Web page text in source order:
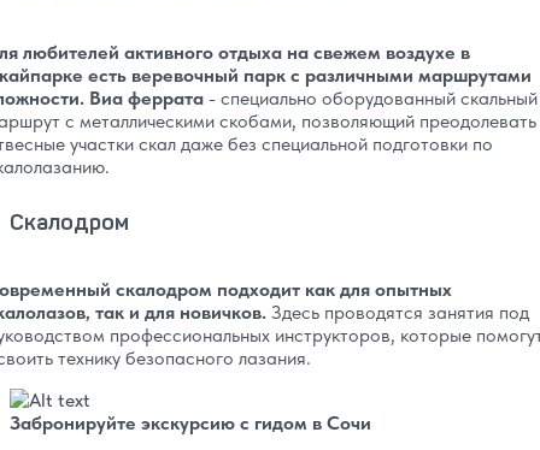
любителей активного отдыха на свежем воздухе в
есть веревочный парк с различными маршрутами
Виа феррата - специально оборудованный скальный
с металлическими скобами, позволяющий преодолевать
участки скал даже без специальной подготовки по
Скалодром
скалодром подходит как для опытных
так и для новичков. Здесь проводятся занятия под
профессиональных инструкторов, которые
технику безопасного лазания.
Забронируйте экскурсию с гидом в Сочи